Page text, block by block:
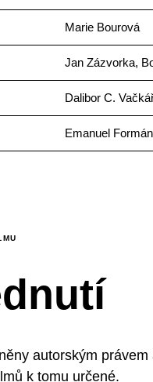
Marie Bourová
Jan Zázvorka,
Dalibor C.
Emanuel
autorským
k tomu určené.